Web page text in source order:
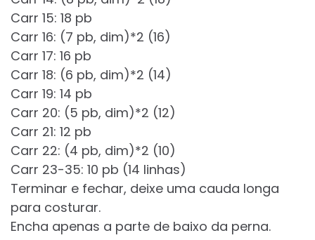
Carr 15: 18 pb
Carr 16: (7 pb, dim)*2 (16)
Carr 17: 16 pb
Carr 18: (6 pb, dim)*2 (14)
Carr 19: 14 pb
Carr 20: (5 pb, dim)*2 (12)
Carr 21: 12 pb
Carr 22: (4 pb, dim)*2 (10)
Carr 23-35: 10 pb (14 linhas)
Terminar e fechar, deixe uma cauda longa
para costurar.
Encha apenas a parte de baixo da perna.